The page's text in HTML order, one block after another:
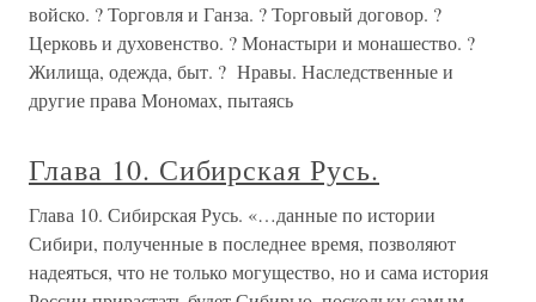
войско. ? Торговля и Ганза. ? Торговый договор. ?
Церковь и духовенство. ? Монастыри и монашество. ?
Жилища, одежда, быт. ? Нравы. Наследственные и
другие права Мономах, пытаясь
Глава 10. Сибирская Русь.
Глава 10. Сибирская Русь. «…данные по истории
Сибири, полученные в последнее время, позволяют
надеяться, что не только могущество, но и сама история